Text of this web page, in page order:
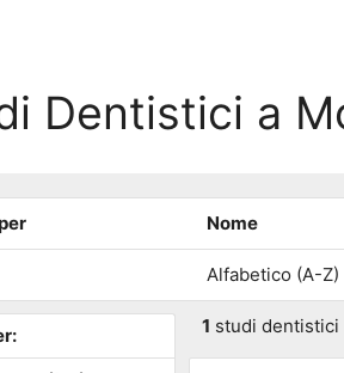
Dentistici a
Nome
Alfabetico (A-Z)
1 studi dentistici